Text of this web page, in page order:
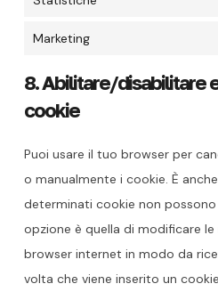
Marketing
8. Abilitare/disabilitare
cookie
Puoi usare il tuo browser per
o manualmente i cookie. È
determinati cookie non possono
opzione è quella di modificare
browser internet in modo da
volta che viene inserito un